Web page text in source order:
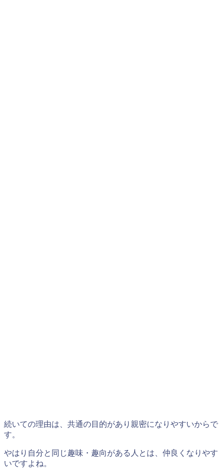
続いての理由は、共通の目的があり親密になりやすいからで
す。
やはり自分と同じ趣味・趣向がある人とは、仲良くなりやす
いですよね。